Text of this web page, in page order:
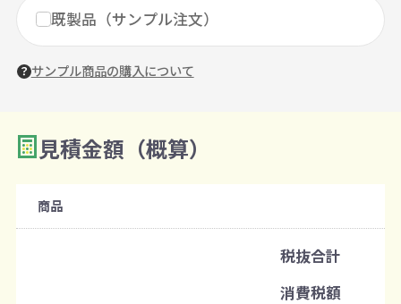
既製品（サンプル注文）
サンプル商品の購入について
2 数量を入力
購入条件
見積金額（概算）
商品
税抜合計
消費税額